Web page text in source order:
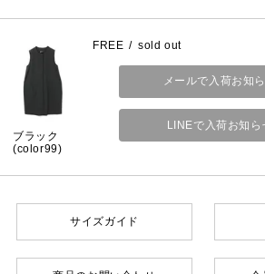
ブラック
(color99)
FREE sold out
メールで入荷お知
LINEで入荷お知ら
サイズガイド